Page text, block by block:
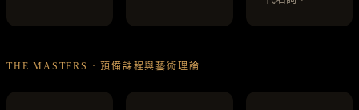
THE MASTERS · 預備課程與藝術理論